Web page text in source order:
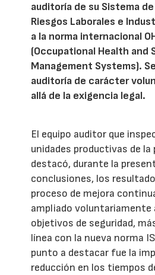
auditoría de su Sistema
Riesgos Laborales e
a la norma internacional
(Occupational Health and
Management Systems).
auditoría de carácter
allá de la exigencia legal.
El equipo auditor que
unidades productivas de la
destacó, durante la
conclusiones, los
proceso de mejora
ampliado voluntariamente
objetivos de seguridad,
línea con la nueva norma
punto a destacar fue la
reducción en los tiempos